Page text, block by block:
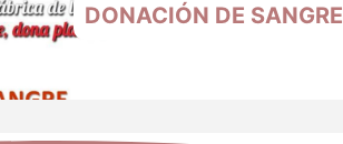
DONACIÓN DE SANGRE